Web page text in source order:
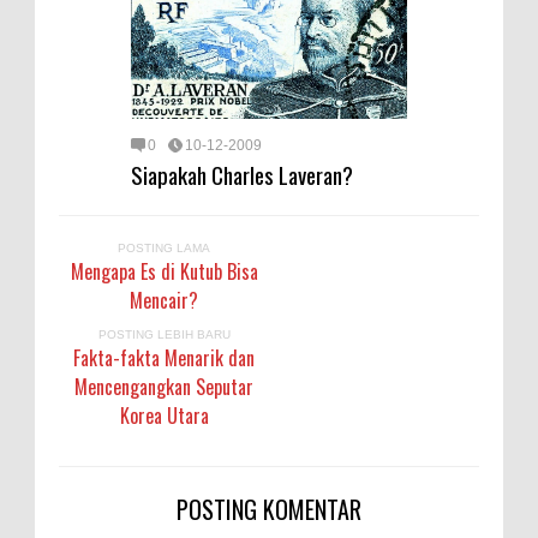
0 10-12-2009
Siapakah Charles Laveran?
POSTING LAMA
Mengapa Es di Kutub Bisa
Mencair?
POSTING LEBIH BARU
Fakta-fakta Menarik dan
Mencengangkan Seputar
Korea Utara
POSTING KOMENTAR